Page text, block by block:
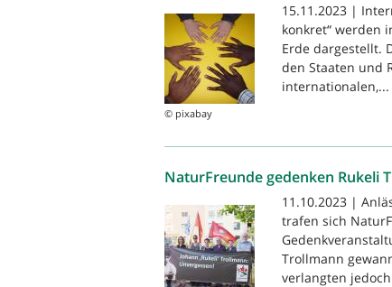
© pixabay
15.11.2023 |
konkret“ werden
Erde dargestellt.
den Staaten und
internationalen,...
NaturFreunde gedenken Rukeli
11.10.2023 |
trafen sich
Trollmann
verlangten